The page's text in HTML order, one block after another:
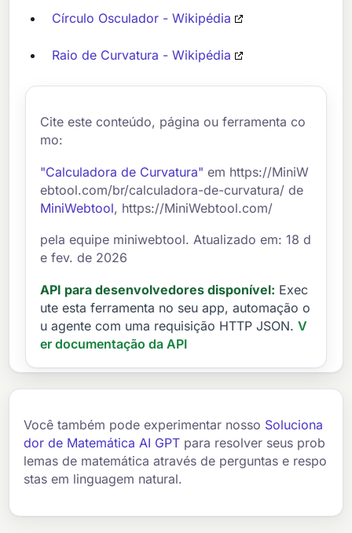
Círculo Osculador - Wikipédia
Raio de Curvatura - Wikipédia
Cite este conteúdo, página ou ferramenta co
mo:
"Calculadora de Curvatura" em https://MiniW
ebtool.com/br/calculadora-de-curvatura/ de
MiniWebtool, https://MiniWebtool.com/
pela equipe miniwebtool. Atualizado em: 18 d
e fev. de 2026
API para desenvolvedores disponível: Exec
ute esta ferramenta no seu app, automação o
u agente com uma requisição HTTP JSON. V
er documentação da API
Você também pode experimentar nosso Soluciona
dor de Matemática AI GPT para resolver seus prob
lemas de matemática através de perguntas e respo
stas em linguagem natural.